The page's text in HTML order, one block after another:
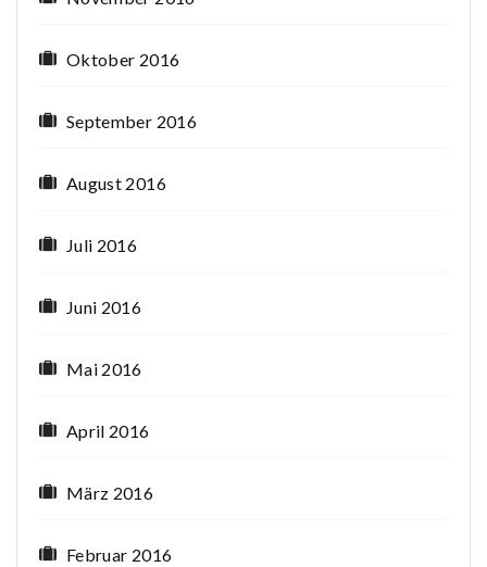
Oktober 2016
September 2016
August 2016
Juli 2016
Juni 2016
Mai 2016
April 2016
März 2016
Februar 2016